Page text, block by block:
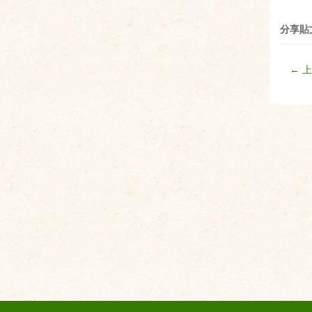
分享貼
←